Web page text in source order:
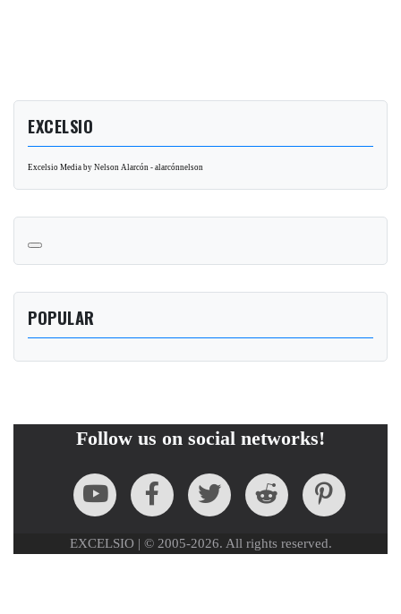
EXCELSIO
Excelsio Media by Nelson Alarcón - alarcónnelson
POPULAR
Follow us on social networks!
EXCELSIO | © 2005-2026. All rights reserved.